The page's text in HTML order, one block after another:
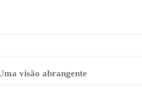
visão abrangente